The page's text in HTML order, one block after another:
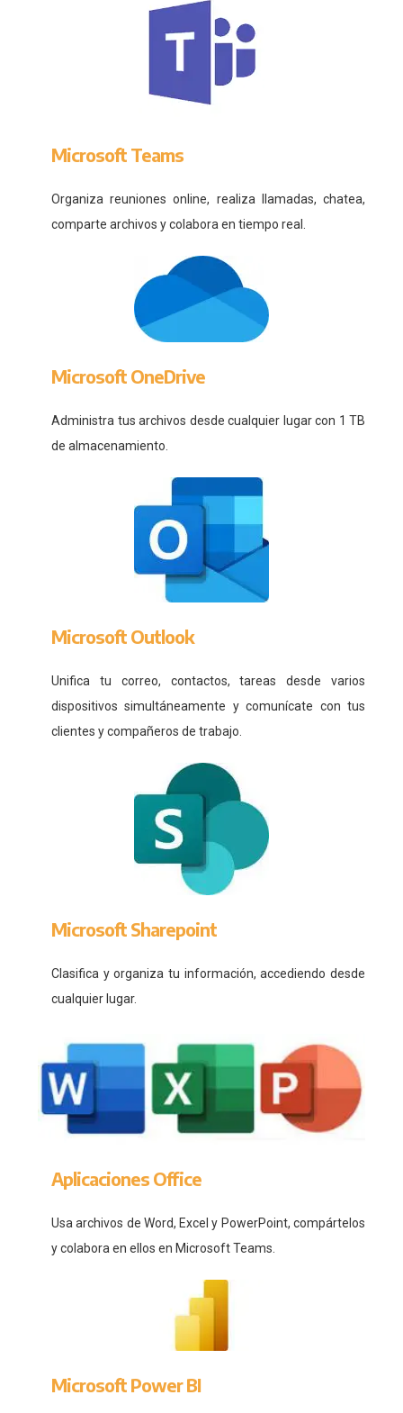
Microsoft Teams
Organiza reuniones online, realiza llamadas, chatea,
comparte archivos y colabora en tiempo real.
Microsoft OneDrive
Administra tus archivos desde cualquier lugar con 1 TB
de almacenamiento.
Microsoft Outlook
Unifica tu correo, contactos, tareas desde varios
dispositivos simultáneamente y comunícate con tus
clientes y compañeros de trabajo.
Microsoft Sharepoint
Clasifica y organiza tu información, accediendo desde
cualquier lugar.
Aplicaciones Office
Usa archivos de Word, Excel y PowerPoint, compártelos
y colabora en ellos en Microsoft Teams.
Microsoft Power BI